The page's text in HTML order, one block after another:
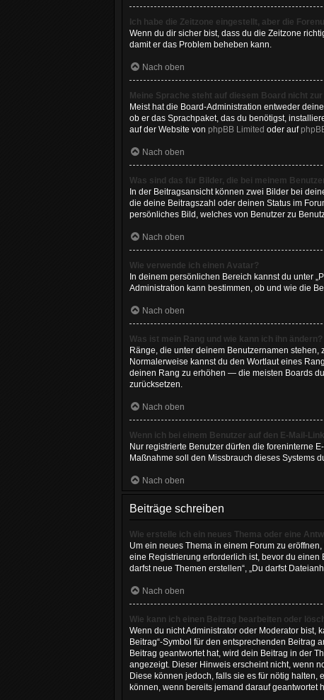
Ich habe die Zeitzone eingestellt, aber die
Wenn du dir sicher bist, dass du die Zeitzone
damit er das Problem beheben kann.
Nach oben
Meine Sprache steht auf diesem Board nicht
Meist hat die Board-Administration entweder
ob er das Sprachpaket, das du benötigst,
auf der Website von phpBB Limited oder auf
Nach oben
Was sind das für Bilder, die bei meinem
In der Beitragsansicht können zwei Bilder bei
die deine Beitragszahl oder deinen Status im
persönliches Bild, welches von Benutzer zu
Nach oben
Wie verwende ich einen Avatar?
In deinem persönlichen Bereich kannst du unter
Administration kann bestimmen, ob und wie die
Nach oben
Was ist mein Rang und wie kann ich ihn ändern?
Ränge, die unter deinem Benutzernamen
Normalerweise kannst du den Wortlaut eines
deinen Rang zu erhöhen — die meisten Boards
zurücksetzen.
Nach oben
Wenn ich bei einem Benutzer auf den E-Mail-
Nur registrierte Benutzer dürfen die foreninterne
Maßnahme soll den Missbrauch dieses Systems
Nach oben
Beiträge schreiben
Wie erstelle ich ein neues Thema oder eine
Um ein neues Thema in einem Forum zu
eine Registrierung erforderlich ist, bevor du einen
darfst neue Themen erstellen“, „Du darfst
Nach oben
Wie kann ich einen Beitrag bearbeiten oder
Wenn du nicht Administrator oder Moderator bist,
Beitrag“-Symbol für den entsprechenden Beitrag
Beitrag geantwortet hat, wird dein Beitrag in der
angezeigt. Dieser Hinweis erscheint nicht, wenn
Diese können jedoch, falls sie es für nötig halten,
können, wenn bereits jemand darauf geantwortet